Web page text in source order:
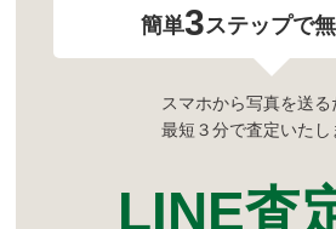
簡単3ステップで
スマホから写真を送る
最短３分で査定いたし
LINE査